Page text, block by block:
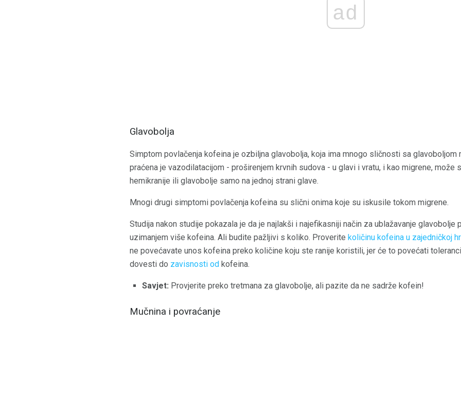
ad
Glavobolja
Simptom povlačenja kofeina je ozbiljna glavobolja, koja ima mnogo sličnosti sa glavoboljom
praćena je vazodilatacijom - proširenjem krvnih sudova - u glavi i vratu, i kao migrene, može
hemikranije ili glavobolje samo na jednoj strani glave.
Mnogi drugi simptomi povlačenja kofeina su slični onima koje su iskusile tokom migrene.
Studija nakon studije pokazala je da je najlakši i najefikasniji način za ublažavanje glavobolje
uzimanjem više kofeina. Ali budite pažljivi s koliko. Proverite količinu kofeina u zajedničkoj
ne povećavate unos kofeina preko količine koju ste ranije koristili, jer će to povećati
dovesti do zavisnosti od kofeina.
Savjet: Provjerite preko tretmana za glavobolje, ali pazite da ne sadrže kofein!
Mučnina i povraćanje